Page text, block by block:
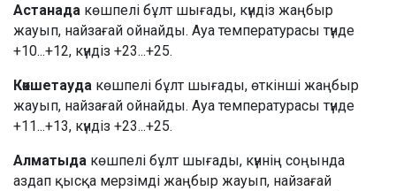
Астанада көшпелі бұлт шығады, күндіз жаңбыр
жауып, найзағай ойнайды. Ауа температурасы түнде
+10...+12, күндіз +23...+25.
Көкшетауда көшпелі бұлт шығады, өткінші жаңбыр
жауып, найзағай ойнайды. Ауа температурасы түнде
+11...+13, күндіз +23...+25.
Алматыда көшпелі бұлт шығады, күннің соңында
аздап қысқа мерзімді жаңбыр жауып, найзағай